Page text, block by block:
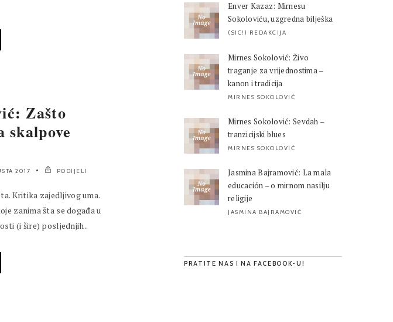
Zašto
2017 PODIJELI
Kritika zajedljivog uma.
zanima šta se događa u
(i šire) posljednjih..
Enver Kazaz: Mirnesu
Sokoloviću, uzgredna bilješka
(SIC!) REDAKCIJA
Mirnes Sokolović: Živo
traganje za vrijednostima –
kanon i tradicija
MIRNES SOKOLOVIĆ
Mirnes Sokolović: Sevdah –
tranzicijski blues
MIRNES SOKOLOVIĆ
Jasmina Bajramović: La mala
educación – o mirnom nasilju
religije
JASMINA BAJRAMOVIĆ
PRATITE NAS I NA FACEBOOK-U!